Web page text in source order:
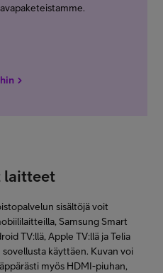
laitteet
sisältöjä voit
Samsung Smart
TV:llä, Apple TV:llä ja Telia
käyttäen. Kuvan voi
myös HDMI-piuhan,